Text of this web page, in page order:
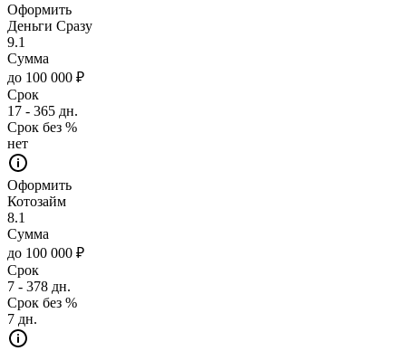
Оформить
Деньги Сразу
9.1
Сумма
до 100 000 ₽
Срок
17 - 365 дн.
Срок без %
нет
Оформить
Котозайм
8.1
Сумма
до 100 000 ₽
Срок
7 - 378 дн.
Срок без %
7 дн.